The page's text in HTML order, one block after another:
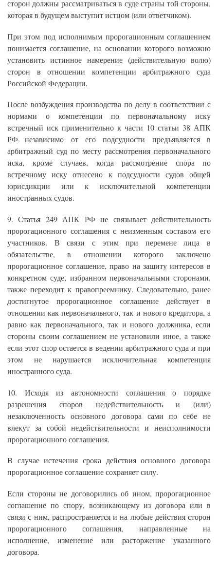
сторон должны рассматриваться в суде страны той стороны,
которая в будущем выступит истцом (или ответчиком).
При этом под исполнимым пророгационным соглашением
понимается соглашение, на основании которого возможно
установить истинное намерение (действительную волю)
сторон в отношении компетенции арбитражного суда
Российской Федерации.
После возбуждения производства по делу в соответствии с
нормами о компетенции по первоначальному иску
встречный иск применительно к части 10 статьи 38 АПК
РФ независимо от его подсудности предъявляется в
арбитражный суд по месту рассмотрения первоначального
иска, кроме случаев, когда рассмотрение спора по
встречному иску отнесено к подсудности судов общей
юрисдикции или к исключительной компетенции
иностранных судов.
9. Статья 249 АПК РФ не связывает действительность
пророгационного соглашения с неизменным составом его
участников. В связи с этим при перемене лица в
обязательстве, в отношении которого заключено
пророгационное соглашение, право на защиту интересов в
конкретном суде, избранном первоначальными сторонами,
также переходит к правопреемнику. Следовательно, ранее
достигнутое пророгационное соглашение действует в
отношении как первоначального, так и нового кредитора, а
равно как первоначального, так и нового должника, если
стороны своим соглашением не установили иное, а также
если этот спор остается в ведении арбитражного суда и при
этом не нарушается исключительная компетенция
иностранного суда.
10. Исходя из автономности соглашения о порядке
разрешения споров недействительность и (или)
незаключенность основного договора сами по себе не
влекут за собой недействительности и неисполнимости
пророгационного соглашения.
В случае истечения срока действия основного договора
пророгационное соглашение сохраняет силу.
Если стороны не договорились об ином, пророгационное
соглашение по спору, возникающему из договора или в
связи с ним, распространяется и на любые действия сторон
пророгационного соглашения, направленные на
исполнение, изменение или расторжение указанного
договора.